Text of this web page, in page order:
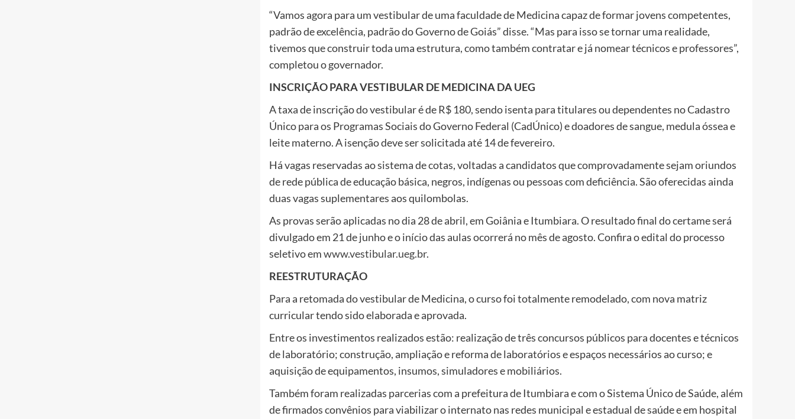
“Vamos agora para um vestibular de uma faculdade de Medicina capaz de formar jovens competentes,
padrão de excelência, padrão do Governo de Goiás” disse. “Mas para isso se tornar uma realidade,
tivemos que construir toda uma estrutura, como também contratar e já nomear técnicos e professores”,
completou o governador.
INSCRIÇÃO PARA VESTIBULAR DE MEDICINA DA UEG
A taxa de inscrição do vestibular é de R$ 180, sendo isenta para titulares ou dependentes no Cadastro
Único para os Programas Sociais do Governo Federal (CadÚnico) e doadores de sangue, medula óssea e
leite materno. A isenção deve ser solicitada até 14 de fevereiro.
Há vagas reservadas ao sistema de cotas, voltadas a candidatos que comprovadamente sejam oriundos
de rede pública de educação básica, negros, indígenas ou pessoas com deficiência. São oferecidas ainda
duas vagas suplementares aos quilombolas.
As provas serão aplicadas no dia 28 de abril, em Goiânia e Itumbiara. O resultado final do certame será
divulgado em 21 de junho e o início das aulas ocorrerá no mês de agosto. Confira o edital do processo
seletivo emwww.vestibular.ueg.br.
REESTRUTURAÇÃO
Para a retomada do vestibular de Medicina, o curso foi totalmente remodelado, com nova matriz
curricular tendo sido elaborada e aprovada.
Entre os investimentos realizados estão: realização de três concursos públicos para docentes e técnicos
de laboratório; construção, ampliação e reforma de laboratórios e espaços necessários ao curso; e
aquisição de equipamentos, insumos, simuladores e mobiliários.
Também foram realizadas parcerias com a prefeitura de Itumbiara e com o Sistema Único de Saúde, além
de firmados convênios para viabilizar o internato nas redes municipal e estadual de saúde e em hospital